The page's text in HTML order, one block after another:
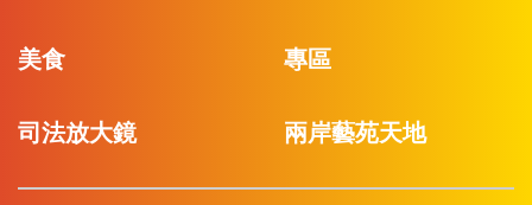
美食 專區
司法放大鏡 兩岸藝苑天地